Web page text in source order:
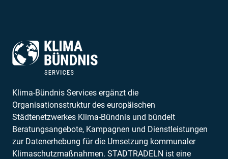
Klima-Bündnis Services ergänzt die
Organisationsstruktur des europäischen
Städtenetzwerkes Klima-Bündnis und bündelt
Beratungsangebote, Kampagnen und Dienstleistungen
zur Datenerhebung für die Umsetzung kommunaler
Klimaschutzmaßnahmen. STADTRADELN ist eine